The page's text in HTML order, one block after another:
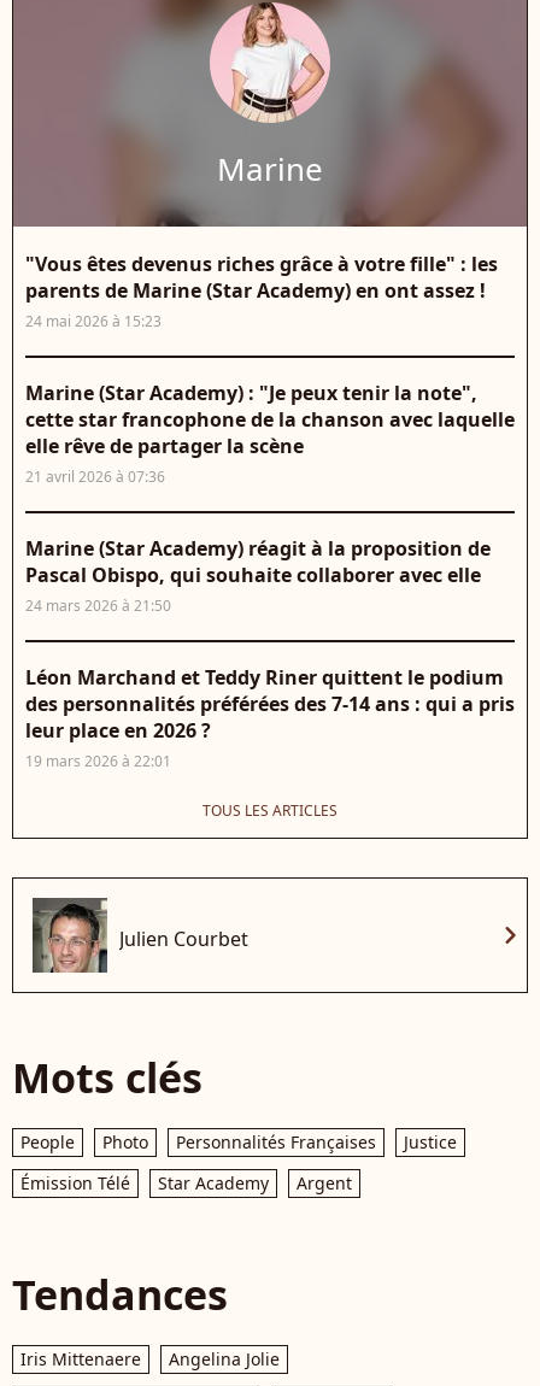
Marine
"Vous êtes devenus riches grâce à votre fille" : les
parents de Marine (Star Academy) en ont assez !
24 mai 2026 à 15:23
Marine (Star Academy) : "Je peux tenir la note",
cette star francophone de la chanson avec laquelle
elle rêve de partager la scène
21 avril 2026 à 07:36
Marine (Star Academy) réagit à la proposition de
Pascal Obispo, qui souhaite collaborer avec elle
24 mars 2026 à 21:50
Léon Marchand et Teddy Riner quittent le podium
des personnalités préférées des 7-14 ans : qui a pris
leur place en 2026 ?
19 mars 2026 à 22:01
TOUS LES ARTICLES
Julien Courbet chevron_right
Mots clés
People Photo Personnalités Françaises
Justice
Émission Télé
Star Academy Argent
Tendances
Iris Mittenaere
Angelina Jolie